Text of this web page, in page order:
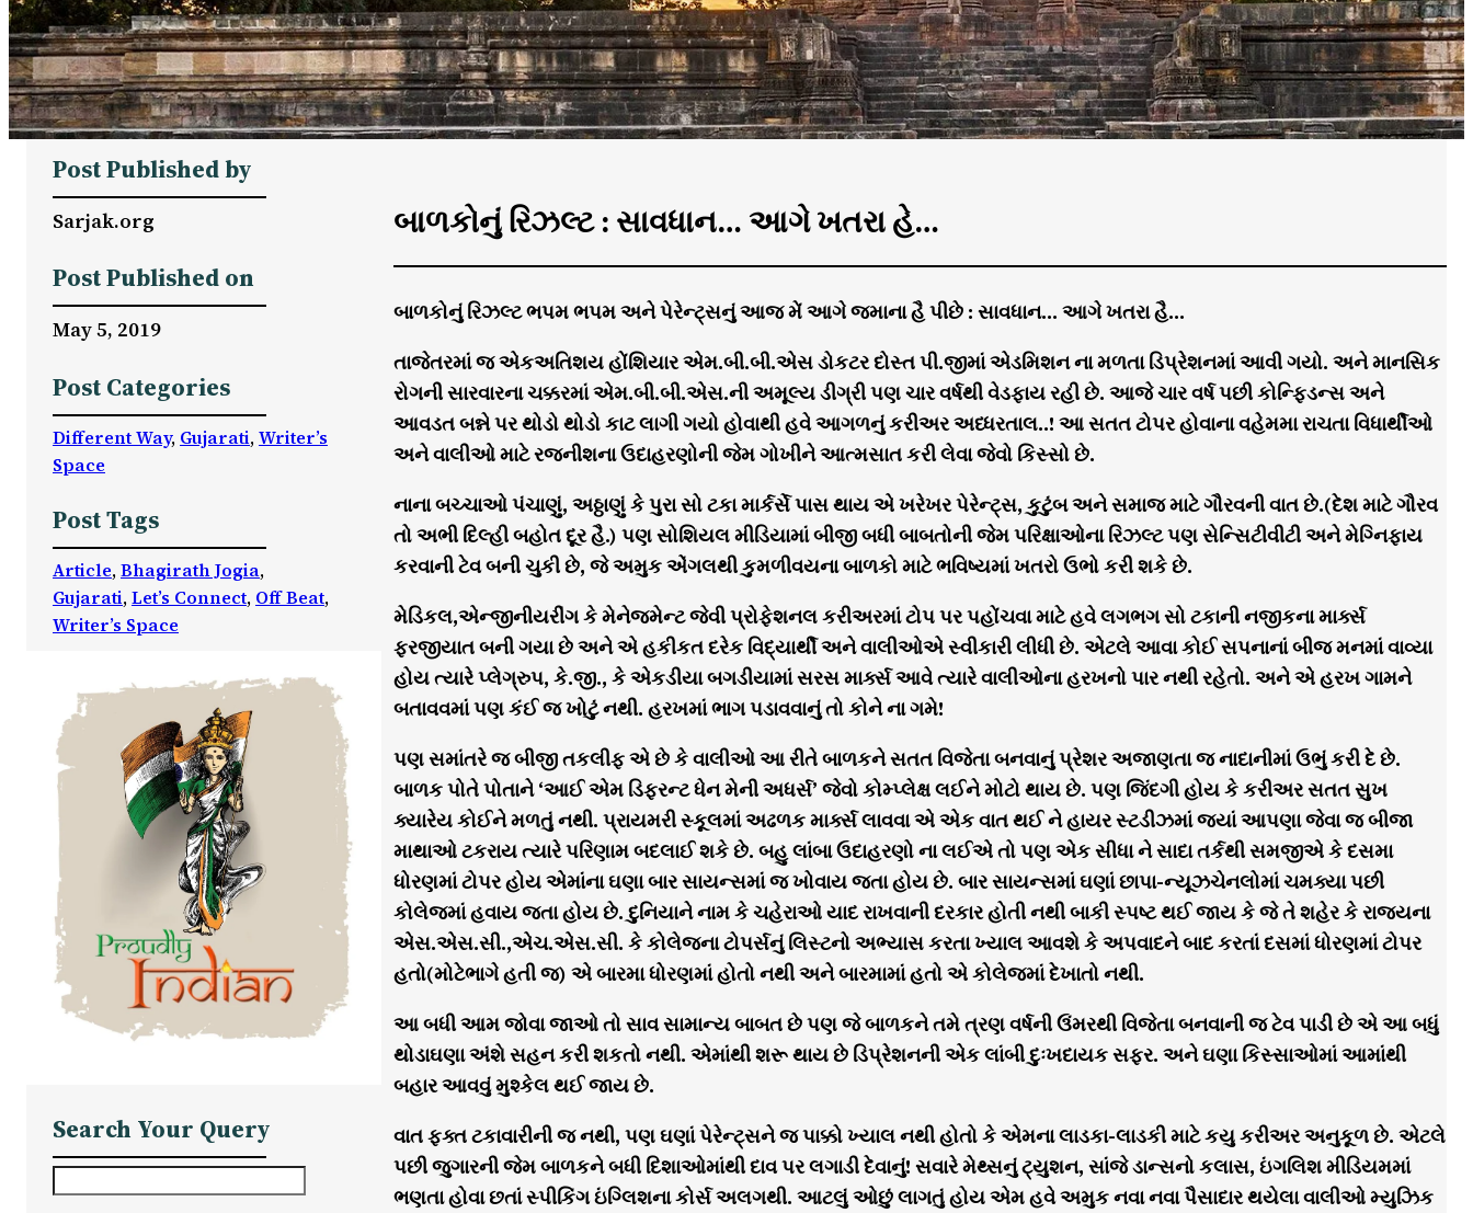
Post Published by
Sarjak.org
Post Published on
May 5, 2019
Post Categories
Different Way, Gujarati, Writer’s
Space
Post Tags
Article, Bhagirath Jogia
Gujarati, Let’s Connect, Off Beat
Writer’s Space
Search Your Query
બાળકોનું રિઝલ્ટ : સાવધાન… આગે ખતરા હે…
બાળકોનું રિઝલ્ટ ભપમ ભપમ અને પેરેન્ટ્સનું આજ મેં આગે જમાના હૈ પીછે : સાવધાન… આગે ખતરા હૈ…
તાજેતરમાં જ એકઅતિશય હોંશિયાર એમ.બી.બી.એસ ડોકટર દોસ્ત પી.જીમાં એડમિશન ના મળતા ડિપ્રેશનમાં આવી ગયો. અને માનસિક
રોગની સારવારના ચક્કરમાં એમ.બી.બી.એસ.ની અમૂલ્ય ડીગ્રી પણ ચાર વર્ષથી વેડફાય રહી છે. આજે ચાર વર્ષ પછી કોન્ફિડન્સ અને
આવડત બન્ને પર થોડો થોડો કાટ લાગી ગયો હોવાથી હવે આગળનું કરીઅર અધ્ધરતાલ..! આ સતત ટોપર હોવાના વહેમમા રાચતા વિધાર્થીઓ
અને વાલીઓ માટે રજનીશના ઉદાહરણોની જેમ ગોખીને આત્મસાત કરી લેવા જેવો કિસ્સો છે.
નાના બચ્ચાઓ પંચાણું, અઠ્ઠાણું કે પુરા સો ટકા માર્કર્સે પાસ થાય એ ખરેખર પેરેન્ટ્સ, કુટુંબ અને સમાજ માટે ગૌરવની વાત છે.(દેશ માટે ગૌરવ
તો અભી દિલ્હી બહોત દૂર હૈ.) પણ સોશિયલ મીડિયામાં બીજી બધી બાબતોની જેમ પરિક્ષાઓના રિઝલ્ટ પણ સેન્સિટીવીટી અને મેગ્નિફાય
કરવાની ટેવ બની ચુકી છે, જે અમુક એંગલથી કુમળીવયના બાળકો માટે ભવિષ્યમાં ખતરો ઉભો કરી શકે છે.
મેડિકલ,એન્જીનીયરીંગ કે મેનેજમેન્ટ જેવી પ્રોફેશનલ કરીઅરમાં ટોપ પર પહોંચવા માટે હવે લગભગ સો ટકાની નજીકના માર્ક્સ
ફરજીયાત બની ગયા છે અને એ હકીકત દરેક વિદ્યાર્થી અને વાલીઓએ સ્વીકારી લીધી છે. એટલે આવા કોઈ સપનાનાં બીજ મનમાં વાવ્યા
હોય ત્યારે પ્લેગ્રુપ, કે.જી., કે એકડીયા બગડીયામાં સરસ માર્ક્સ આવે ત્યારે વાલીઓના હરખનો પાર નથી રહેતો. અને એ હરખ ગામને
બતાવવમાં પણ કંઈ જ ખોટું નથી. હરખમાં ભાગ પડાવવાનું તો કોને ના ગમે!
પણ સમાંતરે જ બીજી તકલીફ એ છે કે વાલીઓ આ રીતે બાળકને સતત વિજેતા બનવાનું પ્રેશર અજાણતા જ નાદાનીમાં ઉભું કરી દે છે.
બાળક પોતે પોતાને ‘આઈ એમ ડિફરન્ટ ધેન મેની અધર્સ’ જેવો કોમ્પ્લેક્ષ લઈને મોટો થાય છે. પણ જિંદગી હોય કે કરીઅર સતત સુખ
ક્યારેય કોઈને મળતું નથી. પ્રાયમરી સ્કૂલમાં અઢળક માર્ક્સ લાવવા એ એક વાત થઈ ને હાયર સ્ટડીઝમાં જ્યાં આપણા જેવા જ બીજા
માથાઓ ટકરાય ત્યારે પરિણામ બદલાઈ શકે છે. બહુ લાંબા ઉદાહરણો ના લઈએ તો પણ એક સીધા ને સાદા તર્કથી સમજીએ કે દસમા
ધોરણમાં ટોપર હોય એમાંના ઘણા બાર સાયન્સમાં જ ખોવાય જતા હોય છે. બાર સાયન્સમાં ઘણાં છાપા-ન્યૂઝચેનલોમાં ચમક્યા પછી
કોલેજમાં હવાય જતા હોય છે. દુનિયાને નામ કે ચહેરાઓ યાદ રાખવાની દરકાર હોતી નથી બાકી સ્પષ્ટ થઈ જાય કે જે તે શહેર કે રાજ્યના
એસ.એસ.સી.,એચ.એસ.સી. કે કોલેજના ટોપર્સનું લિસ્ટનો અભ્યાસ કરતા ખ્યાલ આવશે કે અપવાદને બાદ કરતાં દસમાં ધોરણમાં ટોપર
હતો(મોટેભાગે હતી જ) એ બારમા ધોરણમાં હોતો નથી અને બારમામાં હતો એ કોલેજમાં દેખાતો નથી.
આ બધી આમ જોવા જાઓ તો સાવ સામાન્ય બાબત છે પણ જે બાળકને તમે ત્રણ વર્ષની ઉંમરથી વિજેતા બનવાની જ ટેવ પાડી છે એ આ બધું
થોડાઘણા અંશે સહન કરી શકતો નથી. એમાંથી શરૂ થાય છે ડિપ્રેશનની એક લાંબી દુઃખદાયક સફર. અને ઘણા કિસ્સાઓમાં આમાંથી
બહાર આવવું મુશ્કેલ થઈ જાય છે.
વાત ફક્ત ટકાવારીની જ નથી, પણ ઘણાં પેરેન્ટ્સને જ પાક્કો ખ્યાલ નથી હોતો કે એમના લાડકા-લાડકી માટે કયુ કરીઅર અનુકૂળ છે. એટલે
પછી જુગારની જેમ બાળકને બધી દિશાઓમાંથી દાવ પર લગાડી દેવાનું! સવારે મેથ્સનું ટ્યુશન, સાંજે ડાન્સનો કલાસ, ઇંગલિશ મીડિયમમાં
ભણતા હોવા છતાં સ્પીકિંગ ઇંગ્લિશના કોર્સ અલગથી. આટલું ઓછું લાગતું હોય એમ હવે અમુક નવા નવા પૈસાદાર થયેલા વાલીઓ મ્યુઝિક